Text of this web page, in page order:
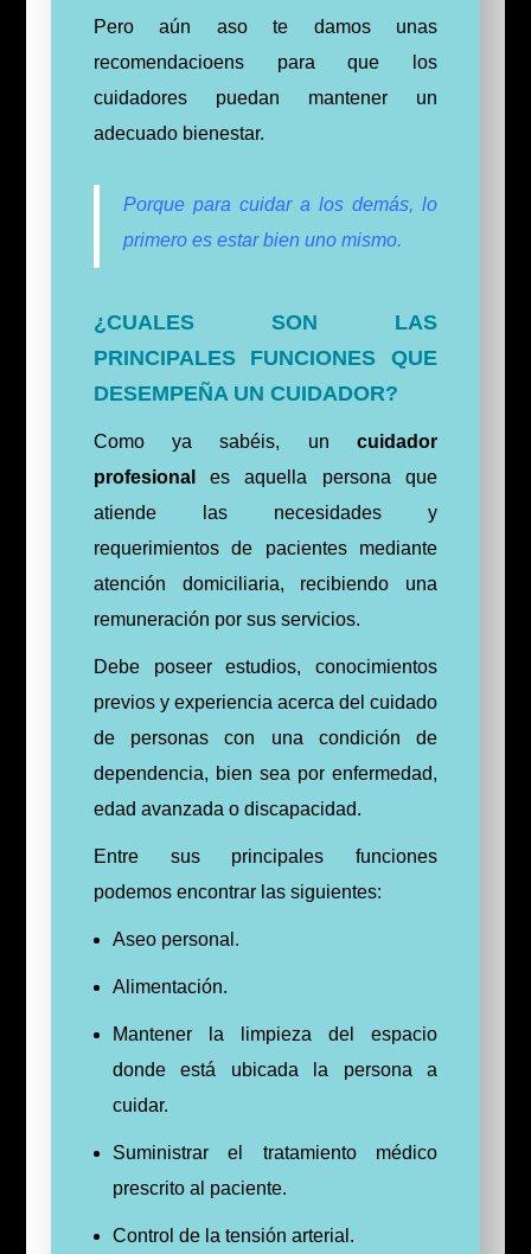
Pero aún aso te damos unas
recomendacioens para que los
cuidadores puedan mantener un
adecuado bienestar.
Porque para cuidar a los demás, lo
primero es estar bien uno mismo.
¿CUALES SON LAS
PRINCIPALES FUNCIONES QUE
DESEMPEÑA UN CUIDADOR?
Como ya sabéis, uncuidador
profesionales aquella persona que
atiende las necesidades y
requerimientos de pacientes mediante
atención domiciliaria, recibiendo una
remuneración por sus servicios.
Debe poseer estudios, conocimientos
previos y experiencia acerca del cuidado
de personas con una condición de
dependencia, bien sea por enfermedad,
edad avanzada o discapacidad.
Entre sus principales funciones
podemos encontrar las siguientes:
Aseo personal.
Alimentación.
Mantener la limpieza del espacio
donde está ubicada la persona a
cuidar.
Suministrar el tratamiento médico
prescrito al paciente.
Control de la tensión arterial.